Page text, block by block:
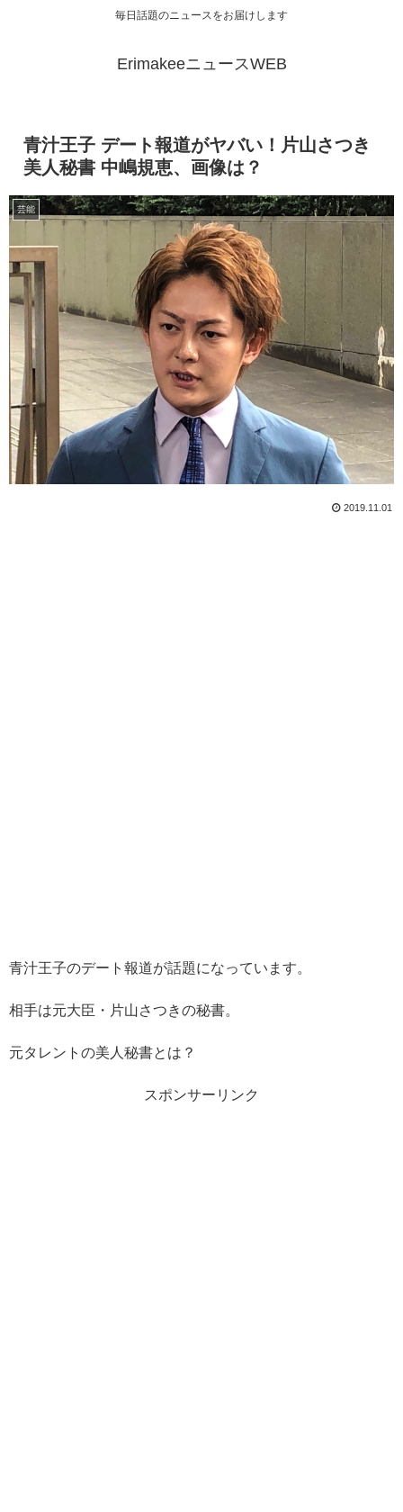
毎日話題のニュースをお届けします
ErimakeeニュースWEB
青汁王子 デート報道がヤバい！片山さつき
美人秘書 中嶋規恵、画像は？
芸能
2019.11.01
青汁王子のデート報道が話題になっています。
相手は元大臣・片山さつきの秘書。
元タレントの美人秘書とは？
スポンサーリンク